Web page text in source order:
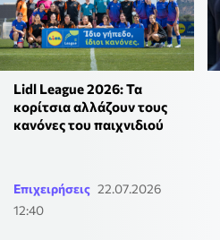
Lidl League 2026: Τα
κορίτσια αλλάζουν τους
κανόνες του παιχνιδιού
Επιχειρήσεις 22.07.2026
12:40